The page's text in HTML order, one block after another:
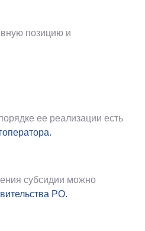
позицию и
ее реализации есть
субсидии можно
РО.